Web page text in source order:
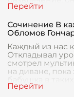
Сочинение В
Обломов
Каждый из нас
Откладывал
смотрел
на диване,
бабушка в таких